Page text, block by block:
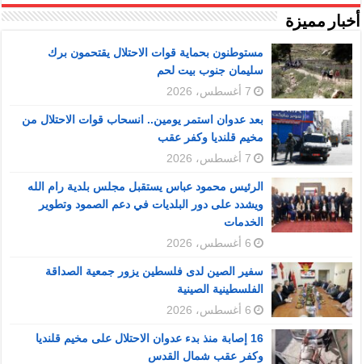
أخبار مميزة
مستوطنون بحماية قوات الاحتلال يقتحمون برك
سليمان جنوب بيت لحم
7 أغسطس، 2026
بعد عدوان استمر يومين.. انسحاب قوات الاحتلال من
مخيم قلنديا وكفر عقب
7 أغسطس، 2026
الرئيس محمود عباس يستقبل مجلس بلدية رام الله
ويشدد على دور البلديات في دعم الصمود وتطوير
الخدمات
6 أغسطس، 2026
سفير الصين لدى فلسطين يزور جمعية الصداقة
الفلسطينية الصينية
6 أغسطس، 2026
16 إصابة منذ بدء عدوان الاحتلال على مخيم قلنديا
وكفر عقب شمال القدس